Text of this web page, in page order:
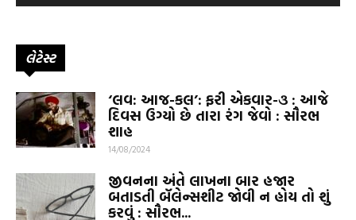
લેટેસ્ટ
‘લવ: આજ-કલ’: ફરી એકવાર-૩ : આજે
દિવસ ઉગ્યો છે તારા રંગ જેવો : સૌરભ
શાહ
14/08/2024
જીવનના અંતે લાખના બાર હજાર
બતાડતી બૅલેન્સશીટ જોવી ન હોય તો શું
કરવું : સૌરભ...